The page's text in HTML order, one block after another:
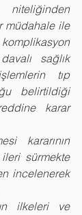
niteliğinden
müdahale ile
sağlık
tıp
belirtildiği
karar
kararının
sürmekte
incelenerek
ilkeleri ve